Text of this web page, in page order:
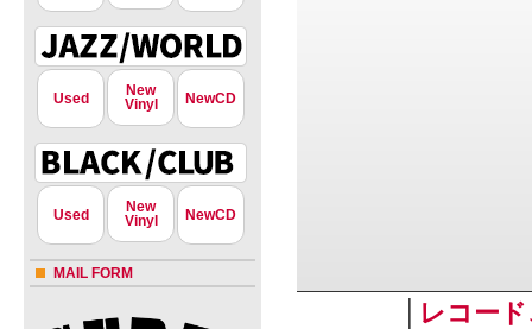
Used
New
Vinyl
NewCD
Used
New
Vinyl
NewCD
MAIL FORM
レコー